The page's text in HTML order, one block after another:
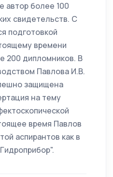
автор более 100
свидетельств. С
подготовкой
времени
200 дипломников. В
Павлова И.В.
защищена
на тему
время Павлов
аспирантов как в